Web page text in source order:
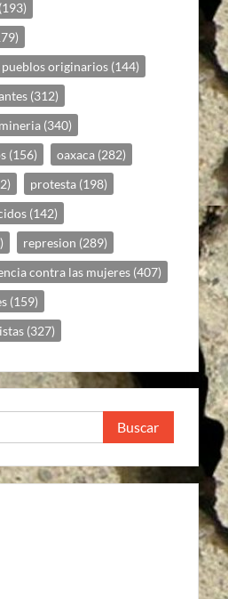
(193)
pueblos originarios (144)
(312)
mineria (340)
(156) oaxaca (282)
protesta (198)
(142)
represion (289)
contra las mujeres (407)
(159)
(327)
Buscar: